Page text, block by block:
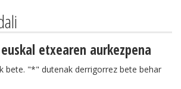
etxearen aurkezpena
bete. "*" dutenak derrigorrez bete behar